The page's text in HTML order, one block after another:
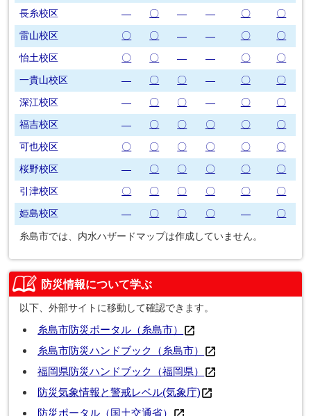
長糸校区
― 〇 ― ― 〇
〇
雷山校区
〇 〇 ― ― 〇
〇
怡土校区
〇 〇 ― ― 〇
〇
一貴山校区
― 〇 〇 ― 〇
〇
深江校区
― 〇 〇 ― 〇
〇
福吉校区
― 〇 〇 〇 〇
〇
可也校区
〇 〇 〇 〇 〇
〇
桜野校区
― 〇 〇 〇 〇
〇
引津校区
〇 〇 〇 〇 〇
〇
姫島校区
― 〇 〇 〇 ― 〇
糸島市では、内水ハザードマップは作成していません。
防災情報について学ぶ
以下、外部サイトに移動して確認できます。
糸島市防災ポータル（糸島市）
糸島市防災ハンドブック（糸島市）
福岡県防災ハンドブック（福岡県）
防災気象情報と警戒レベル(気象庁)
防災ポータル（国土交通省）